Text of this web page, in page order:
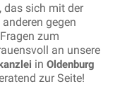
das sich mit der
gegen
zum
an unsere
in Oldenburg
zur Seite!